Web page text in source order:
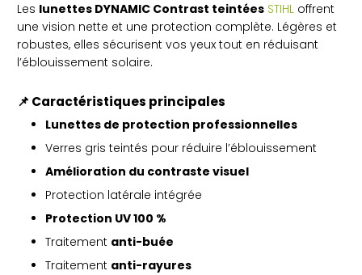
UV
Les lunettes DYNAMIC Contrast teintées STIHL offrent
une vision nette et une protection complète. Légères et
robustes, elles sécurisent vos yeux tout en réduisant
l’éblouissement solaire.
📌 Caractéristiques principales
Lunettes de protection professionnelles
Verres gris teintés pour réduire l’éblouissement
Amélioration du contraste visuel
Protection latérale intégrée
Protection UV 100 %
Traitement anti-buée
Traitement anti-rayures